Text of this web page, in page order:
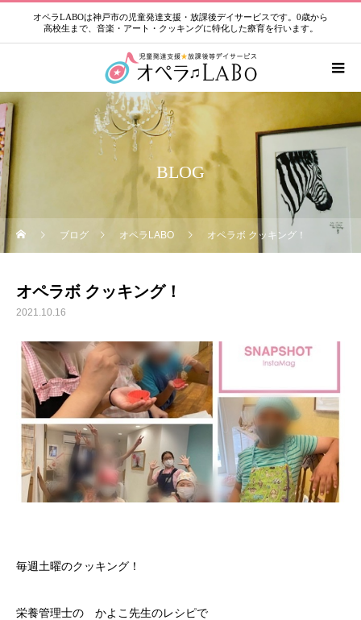
オペラLABOは神戸市の児童発達支援・放課後デイサービスです。0歳から
高校生まで、音楽・アート・クッキングに特化した療育を行います。
BLOG
ブログ オペラLABO オペラボ クッキング！
オペラボ クッキング！
2021.10.16
毎週土曜のクッキング！
栄養管理士の かよこ先生のレシピで